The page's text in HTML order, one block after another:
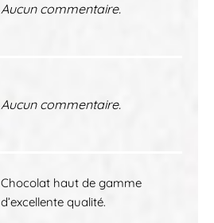
Aucun commentaire.
Aucun commentaire.
Chocolat haut de gamme
d’excellente qualité.